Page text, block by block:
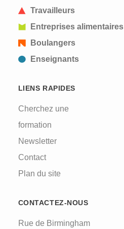
Travailleurs
Entreprises alimentaires
Boulangers
Enseignants
LIENS RAPIDES
Cherchez une
formation
Newsletter
Contact
Plan du site
CONTACTEZ-NOUS
Rue de Birmingham